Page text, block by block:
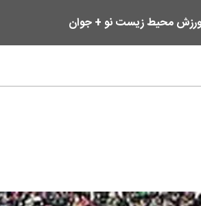
محیط زیستنو + جوان